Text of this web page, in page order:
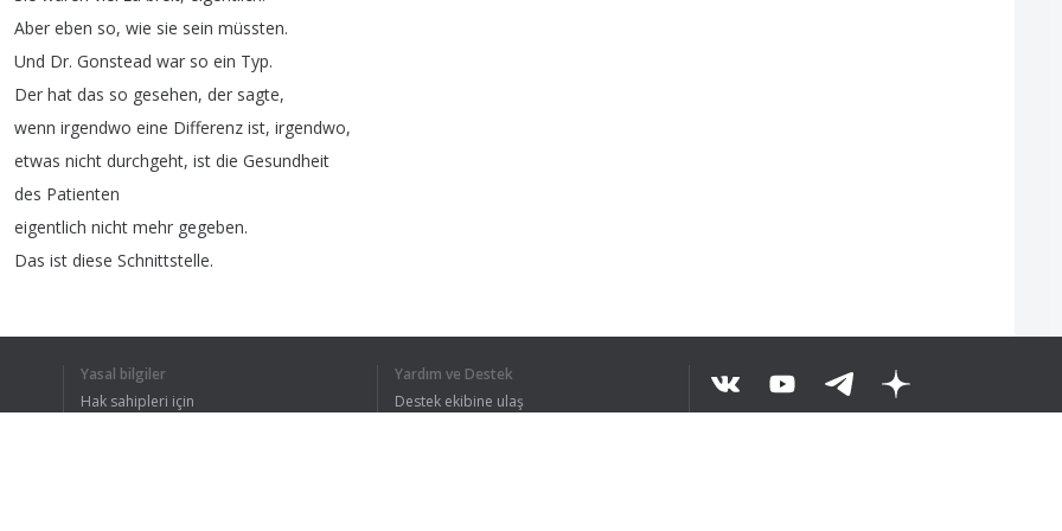
Aber eben so, wie sie sein müssten.
Und Dr. Gonstead war so ein Typ.
Der hat das so gesehen, der sagte,
wenn irgendwo eine Differenz ist, irgendwo,
etwas nicht durchgeht, ist die Gesundheit
des Patienten
eigentlich nicht mehr gegeben.
Das ist diese Schnittstelle.
könnte sagen, Zwischenwirbelfenster
Yasal bilgiler
Hak sahipleri için
Yardım ve Destek
Destek ekibine ulaş